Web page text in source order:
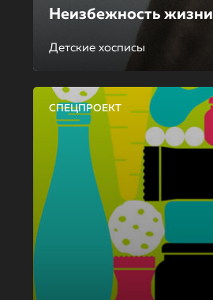
Неизбежность жизни
Детские хосписы
СПЕЦПРОЕКТ